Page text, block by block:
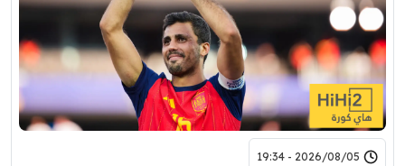
2026/08/05 - 19:34